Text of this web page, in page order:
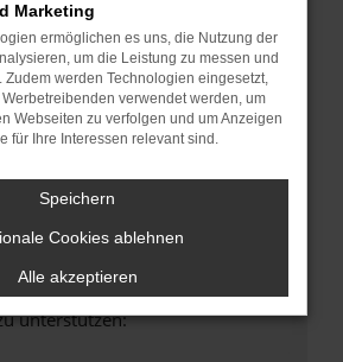
auf dem neuesten Stand
birgt nicht nur ein
sondern kann auch dazu
bestimmte Funktionen nicht mehr
an den Webseitenbetreiber.
oben genannten Schritte versucht
uns bitte. Wir werden
Problem zu beheben. Du kannst
schicken, um uns bei der
unterstützen:
Marketing
ermöglichen es uns, die Nutzung der
um die Leistung zu messen und
Zudem werden Technologien eingesetzt,
verwendet werden, um
Webseiten zu verfolgen und um Anzeigen
für Ihre Interessen relevant sind.
Speichern
Cookies ablehnen
Alle akzeptieren